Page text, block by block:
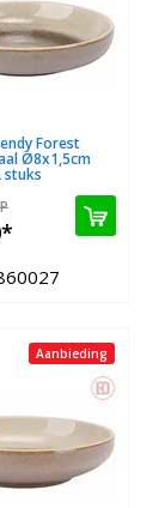
Forest
Ø8x1,5cm
stuks
*
Aanbieding